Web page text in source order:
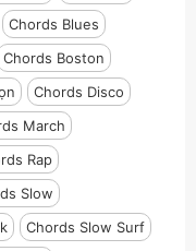
Chords Blues
Chords Boston
Chords Disco
March
Rap
Slow
Chords Slow Surf